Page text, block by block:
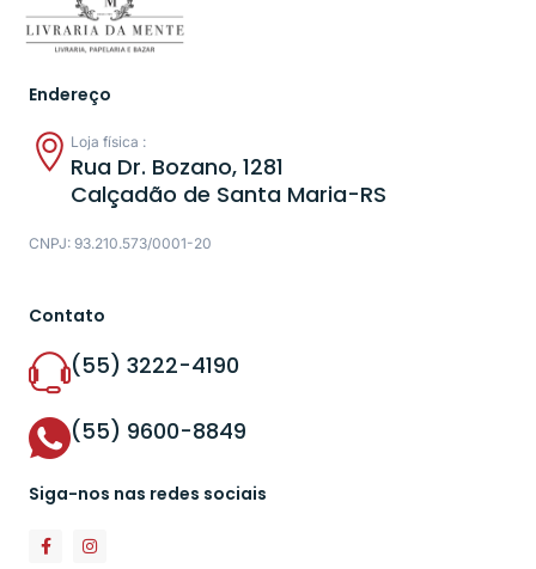
Endereço
Loja física :
Rua Dr. Bozano, 1281
Calçadão de Santa Maria-RS
CNPJ: 93.210.573/0001-20
Contato
(55) 3222-4190
(55) 9600-8849
Siga-nos nas redes sociais